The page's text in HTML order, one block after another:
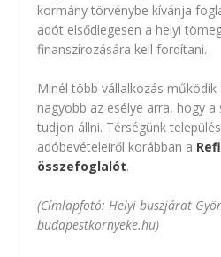
kormány törvénybe kívánja
adót elsődlegesen a helyi
finanszírozására kell fordítani.
Minél több vállalkozás működik
nagyobb az esélye arra, hogy
tudjon állni. Térségünk
adóbevételeiről korábban a
összefoglalót.
(Címlapfotó: Helyi buszjárat
budapestkornyeke.hu)